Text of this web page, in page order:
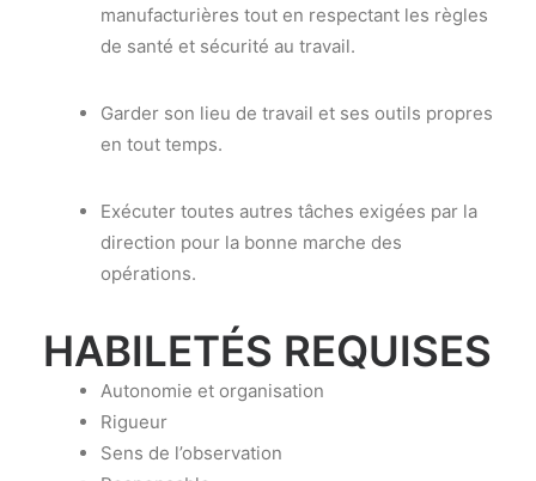
manufacturières tout en respectant les règles
de santé et sécurité au travail.
Garder son lieu de travail et ses outils propres
en tout temps.
Exécuter toutes autres tâches exigées par la
direction pour la bonne marche des
opérations.
HABILETÉS REQUISES
Autonomie et organisation
Rigueur
Sens de l’observation